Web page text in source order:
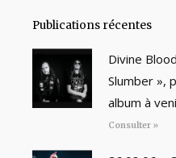
Publications récentes
Divine
Slumber »,
album à
Consulter »